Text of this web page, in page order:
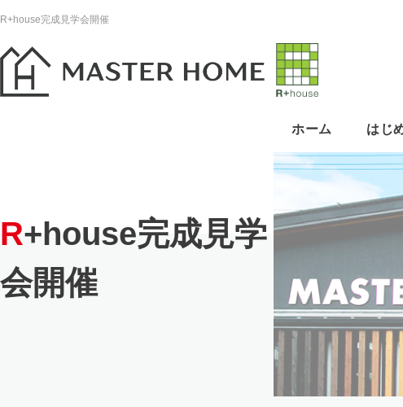
R+house完成見学会開催
ホーム はじ
R+house完成見学
会開催